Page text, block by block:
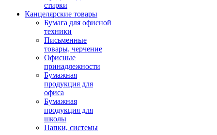
стирки
Канцелярские товары
Бумага для офисной
техники
Письменные
товары, черчение
Офисные
принадлежности
Бумажная
продукция для
офиса
Бумажная
продукция для
школы
Папки, системы